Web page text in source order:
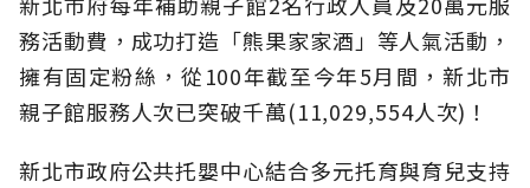
務活動費，成功打造「熊果家家酒」等人氣活動，
擁有固定粉絲，從100年截至今年5月間，新北市
親子館服務人次已突破千萬(11,029,554人次)！
新北市政府公共托嬰中心結合多元托育與育兒支持